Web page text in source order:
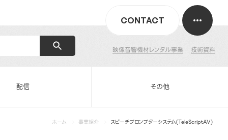
映像音響機材レンタル事業 技術資料
CONTACT
配信 その他
ホーム 事業紹介 スピーチプロンプターシステム(TeleScriptAV)